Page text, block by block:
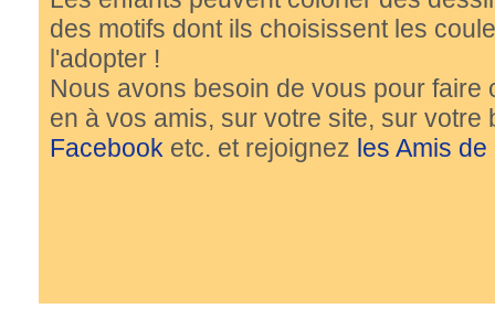
des motifs dont ils choisissent les
l'adopter !
Nous avons besoin de vous pour
en à vos amis, sur votre site, sur
Facebook etc. et rejoignez les Amis